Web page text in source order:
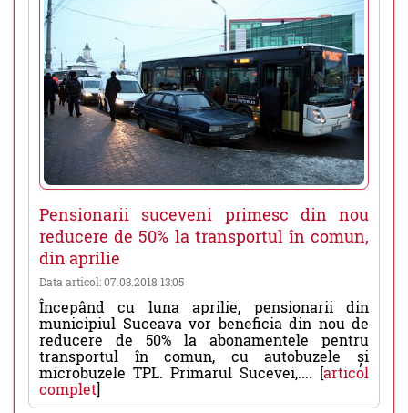
Pensionarii suceveni primesc din nou
reducere de 50% la transportul în comun,
din aprilie
Data articol: 07.03.2018 13:05
Începând cu luna aprilie, pensionarii din
municipiul Suceava vor beneficia din nou de
reducere de 50% la abonamentele pentru
transportul în comun, cu autobuzele și
microbuzele TPL. Primarul Sucevei,.... [articol
complet]